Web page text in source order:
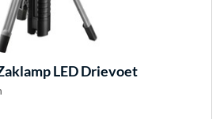
LED Drievoet